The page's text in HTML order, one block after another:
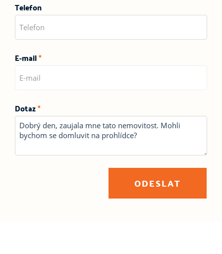
Telefon
E-mail*
Dotaz*
ODESLAT